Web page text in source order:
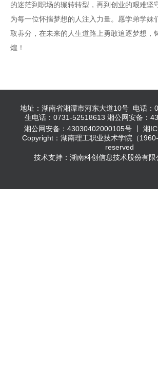
的迷茫到职场的辗转转型，再到创业的艰难坚
为每一位怀揣梦想的人注入力量。愿学弟学妹
取养分，在未来的人生道路上勇敢追逐梦想，
煌！
地址：湖南省湘潭市河东大道10号 电话
生电话：0731-52518613 湘公网安备：
湘公网安备：43030402000105号 丨 湘
Copyright：湖南理工职业技术学院（
reserved
技术支持：湖南科创信息技术股份有